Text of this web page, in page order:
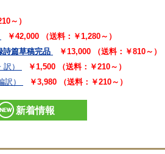
～）
￥42,000 （送料：￥1,280～）
篇草稿完品
￥13,000 （送料：￥810～）
）
￥1,500 （送料：￥210～）
）
￥3,980 （送料：￥210～）
新着情報